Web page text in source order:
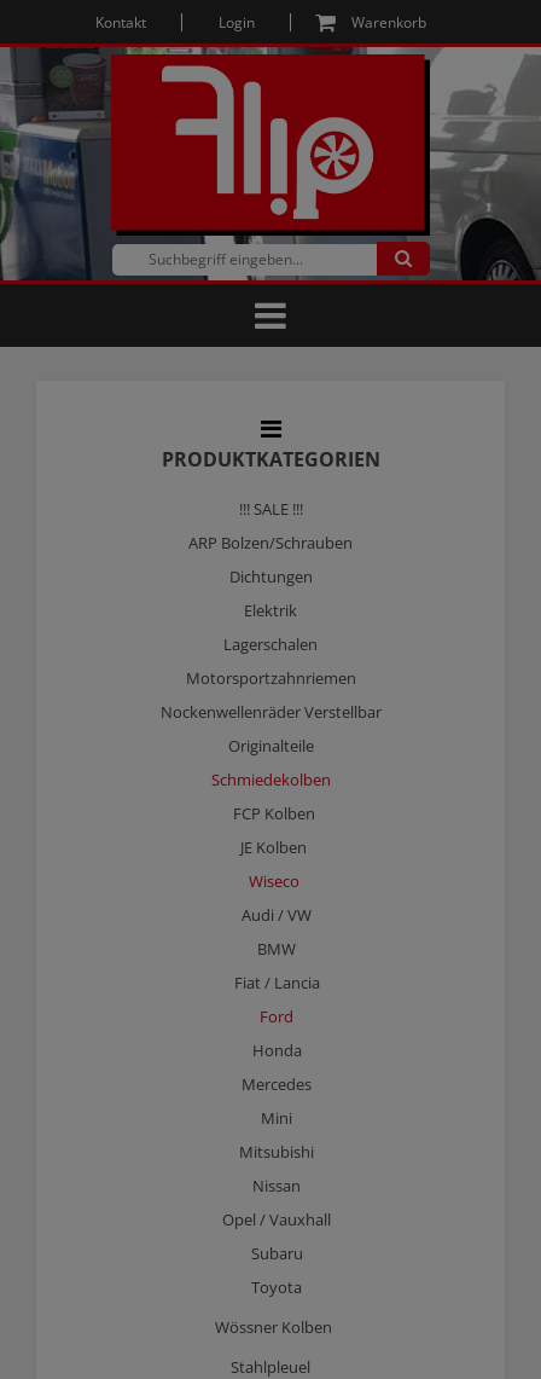
Kontakt Login Warenkorb
PRODUKTKATEGORIEN
!!! SALE !!!
ARP Bolzen/Schrauben
Dichtungen
Elektrik
Lagerschalen
Motorsportzahnriemen
Nockenwellenräder Verstellbar
Originalteile
Schmiedekolben
FCP Kolben
JE Kolben
Wiseco
Audi / VW
BMW
Fiat / Lancia
Ford
Honda
Mercedes
Mini
Mitsubishi
Nissan
Opel / Vauxhall
Subaru
Toyota
Wössner Kolben
Stahlpleuel